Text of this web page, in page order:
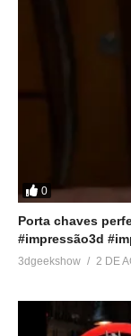
0
Porta chaves
#impressão3d
3dgeekshow 2 DE